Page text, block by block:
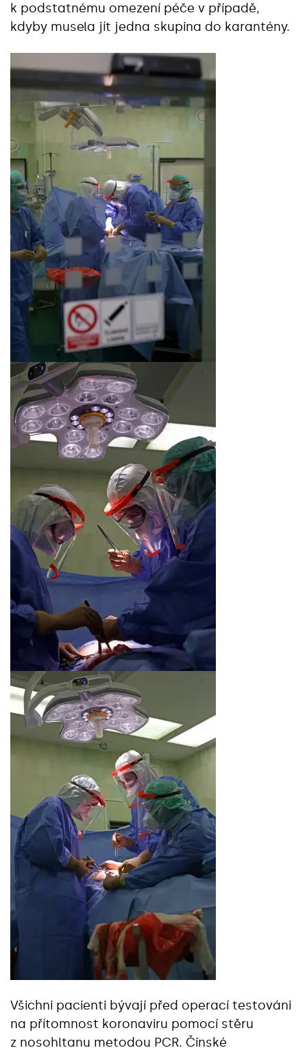
k podstatnému omezení péče v případě,
kdyby musela jít jedna skupina do karantény.
Všichni pacienti bývají před operací testováni
na přítomnost koronaviru pomocí stěru
z nosohltanu metodou PCR. Čínské